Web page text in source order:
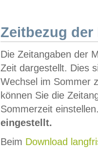
Zeitbezug der
Die Zeitangaben der
Zeit dargestellt. Dies
Wechsel im Sommer
können Sie die
Sommerzeit
eingestellt.
Beim Download